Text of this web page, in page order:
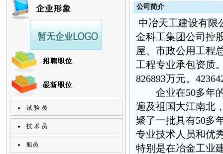
试 验 员
技 术 员
船员
公司简介
中冶天工建设有
金科工集团公司控
屋、市政公用工程
工程专业承包资质
826893万元。
企业在50多年的
遍及祖国大江南北
聚了一批具有50多
专业技术人员和优
特别是在冶金工业